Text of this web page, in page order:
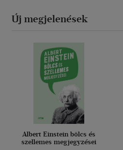
Új megjelenések
Albert Einstein bölcs és
szellemes megjegyzései